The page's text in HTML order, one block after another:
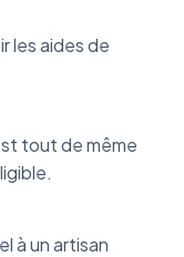
les aides de
tout de même
à un artisan